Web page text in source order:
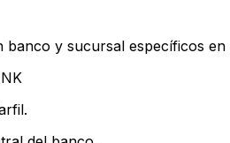
banco y sucursal específicos en